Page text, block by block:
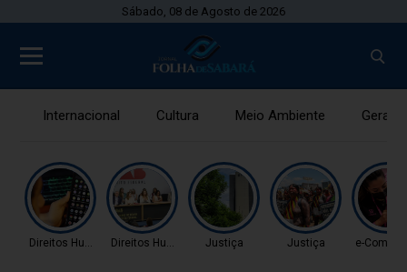
Sábado, 08 de Agosto de 2026
Internacional Cultura Meio Ambiente Gerais
Direitos HumanosDireitos Humanos Justiça Justiça e-